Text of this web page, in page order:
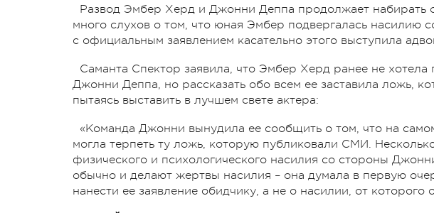
Развод Эмбер Херд и Джонни Деппа продолжает
много слухов о том, что юная Эмбер подвергалась насилию
с официальным заявлением касательно этого выступила
Саманта Спектор заявила, что Эмбер Херд ранее не
Джонни Деппа, но рассказать обо всем ее заставила ложь,
пытаясь выставить в лучшем свете актера:
«Команда Джонни вынудила ее сообщить о том, что на
могла терпеть ту ложь, которую публиковали СМИ.
физического и психологического насилия со стороны
обычно и делают жертвы насилия – она думала в первую
нанести ее заявление обидчику, а не о насилии, от которого